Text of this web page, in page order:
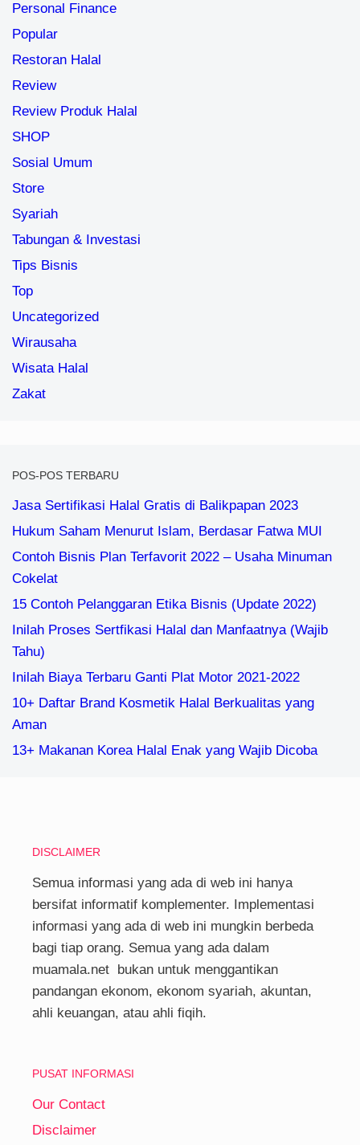
Personal Finance
Popular
Restoran Halal
Review
Review Produk Halal
SHOP
Sosial Umum
Store
Syariah
Tabungan & Investasi
Tips Bisnis
Top
Uncategorized
Wirausaha
Wisata Halal
Zakat
POS-POS TERBARU
Jasa Sertifikasi Halal Gratis di Balikpapan 2023
Hukum Saham Menurut Islam, Berdasar Fatwa MUI
Contoh Bisnis Plan Terfavorit 2022 – Usaha Minuman
Cokelat
15 Contoh Pelanggaran Etika Bisnis (Update 2022)
Inilah Proses Sertfikasi Halal dan Manfaatnya (Wajib
Tahu)
Inilah Biaya Terbaru Ganti Plat Motor 2021-2022
10+ Daftar Brand Kosmetik Halal Berkualitas yang
Aman
13+ Makanan Korea Halal Enak yang Wajib Dicoba
DISCLAIMER
Semua informasi yang ada di web ini hanya
bersifat informatif komplementer. Implementasi
informasi yang ada di web ini mungkin berbeda
bagi tiap orang. Semua yang ada dalam
muamala.net bukan untuk menggantikan
pandangan ekonom, ekonom syariah, akuntan,
ahli keuangan, atau ahli fiqih.
PUSAT INFORMASI
Our Contact
Disclaimer